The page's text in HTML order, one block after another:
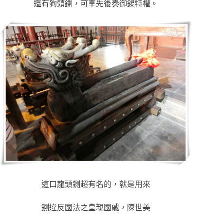
還有狗頭鍘，可享先後奏御錫特權。
這口龍頭鍘超有名的，就是用來
鍘違反國法之皇親國戚，陳世美